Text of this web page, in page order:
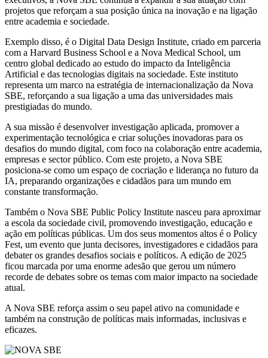
projetos que reforçam a sua posição única na inovação e na ligação
entre academia e sociedade.
Exemplo disso, é o Digital Data Design Institute, criado em parceria
com a Harvard Business School e a Nova Medical School, um
centro global dedicado ao estudo do impacto da Inteligência
Artificial e das tecnologias digitais na sociedade. Este instituto
representa um marco na estratégia de internacionalização da Nova
SBE, reforçando a sua ligação a uma das universidades mais
prestigiadas do mundo.
A sua missão é desenvolver investigação aplicada, promover a
experimentação tecnológica e criar soluções inovadoras para os
desafios do mundo digital, com foco na colaboração entre academia,
empresas e sector público. Com este projeto, a Nova SBE
posiciona-se como um espaço de cocriação e liderança no futuro da
IA, preparando organizações e cidadãos para um mundo em
constante transformação.
Também o Nova SBE Public Policy Institute nasceu para aproximar
a escola da sociedade civil, promovendo investigação, educação e
ação em políticas públicas. Um dos seus momentos altos é o Policy
Fest, um evento que junta decisores, investigadores e cidadãos para
debater os grandes desafios sociais e políticos. A edição de 2025
ficou marcada por uma enorme adesão que gerou um número
recorde de debates sobre os temas com maior impacto na sociedade
atual.
A Nova SBE reforça assim o seu papel ativo na comunidade e
também na construção de políticas mais informadas, inclusivas e
eficazes.